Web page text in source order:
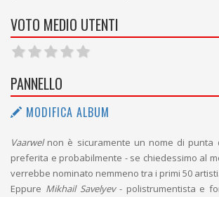
VOTO MEDIO UTENTI
PANNELLO
MODIFICA ALBUM
Vaarwel non è sicuramente un nome di punta
preferita e probabilmente - se chiedessimo al
verrebbe nominato nemmeno tra i primi 50 artisti.
Eppure Mikhail Savelyev- polistrumentista e